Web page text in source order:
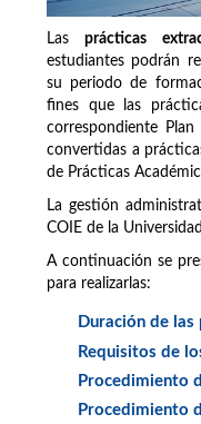
Lasprácticas
estudiantes podrán
su periodo de
fines que las
correspondiente
convertidas a
de Prácticas
La gestión
COIE de la
A continuación se
para realizarlas:
Duración de las
Requisitos de
Procedimiento
Procedimiento